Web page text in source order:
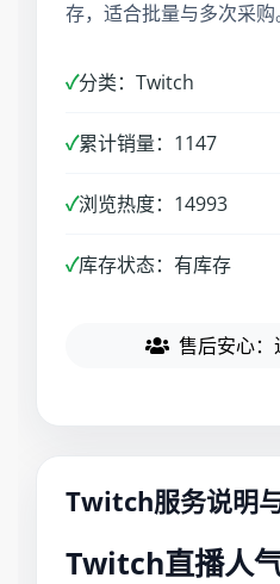
存，适合批量与多次采购
✓分类：Twitch
✓累计销量：1147
✓浏览热度：14993
✓库存状态：有库存
售后安心
Twitch服务说明
Twitch直播人